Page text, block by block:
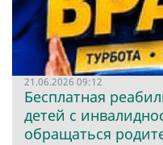
21.06.2026 09:12
Бесплатная
детей с
обращаться